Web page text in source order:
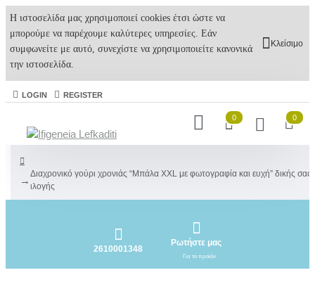
Η ιστοσελίδα μας χρησιμοποιεί cookies έτσι ώστε να
μπορούμε να παρέχουμε καλύτερες υπηρεσίες. Εάν
συμφωνείτε με αυτό, συνεχίστε να χρησιμοποιείτε κανονικά
την ιστοσελίδα.
Κλείσιμο
LOGIN REGISTER
0 0
Διαχρονικό γούρι χρονιάς “Μπάλα XXL με φωτογραφία και ευχή” δικής σας
ιλογής
2610001348
Ρωτήστε μας
Για το προϊόν